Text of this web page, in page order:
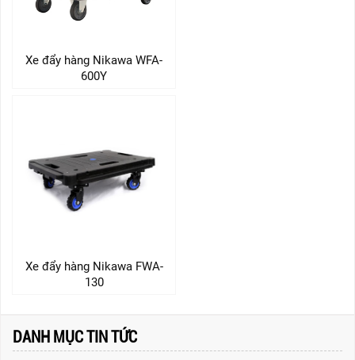
Xe đẩy hàng Nikawa WFA-
600Y
Xe đẩy hàng Nikawa FWA-
130
DANH MỤC TIN TỨC